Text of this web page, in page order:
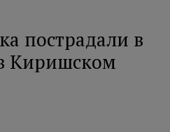
пострадали в
Киришском